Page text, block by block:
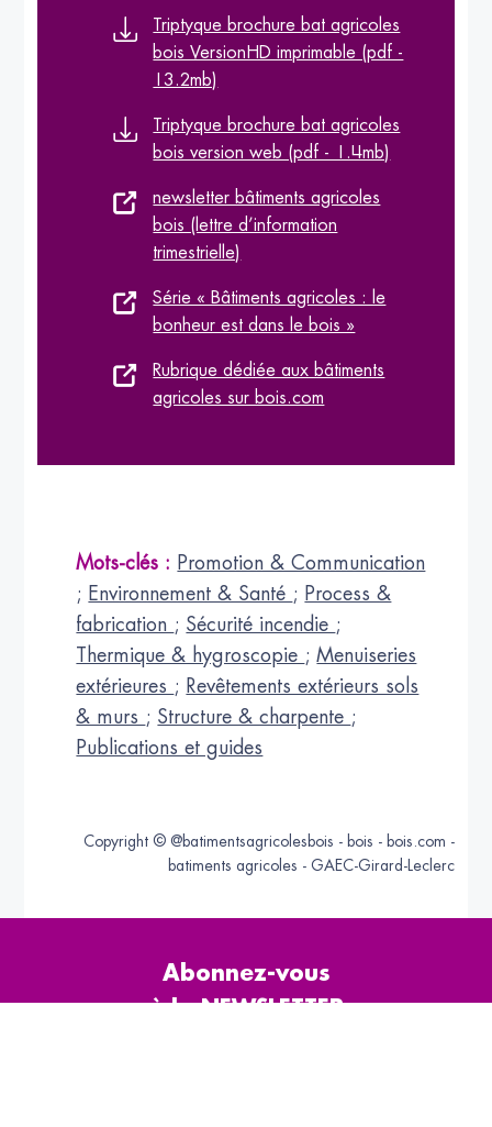
Triptyque brochure bat agricoles
bois VersionHD imprimable (pdf -
13.2mb)
Triptyque brochure bat agricoles
bois version web (pdf - 1.4mb)
newsletter bâtiments agricoles
bois (lettre d’information
trimestrielle)
Série « Bâtiments agricoles : le
bonheur est dans le bois »
Rubrique dédiée aux bâtiments
agricoles sur bois.com
Mots-clés : Promotion & Communication
; Environnement & Santé ; Process &
fabrication ; Sécurité incendie ;
Thermique & hygroscopie ;Menuiseries
extérieures ; Revêtements extérieurs sols
& murs ; Structure & charpente ;
Publications et guides
Copyright © @batimentsagricolesbois - bois - bois.com -
batiments agricoles - GAEC-Girard-Leclerc
Abonnez-vous
à la NEWSLETTER